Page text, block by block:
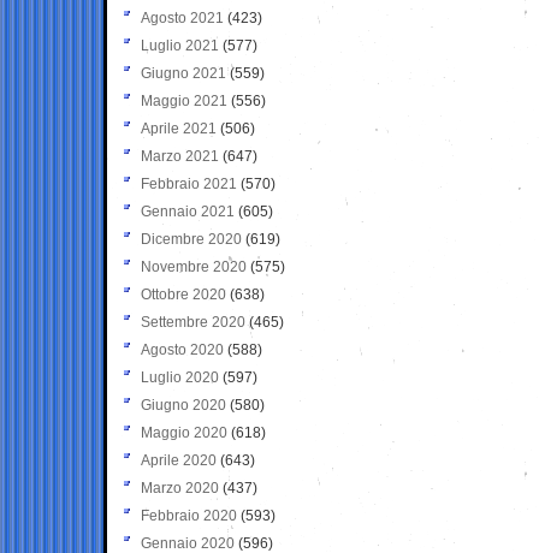
Agosto 2021 (423)
Luglio 2021 (577)
Giugno 2021(559)
Maggio 2021 (556)
Aprile 2021 (506)
Marzo 2021 (647)
Febbraio 2021 (570)
Gennaio 2021 (605)
Dicembre 2020 (619)
Novembre 2020 (575)
Ottobre 2020 (638)
Settembre 2020(465)
Agosto 2020 (588)
Luglio 2020 (597)
Giugno 2020 (580)
Maggio 2020 (618)
Aprile 2020 (643)
Marzo 2020 (437)
Febbraio 2020 (593)
Gennaio 2020 (596)